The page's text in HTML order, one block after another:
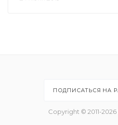
ПОДПИСАТЬСЯ НА
Copyright © 2011-